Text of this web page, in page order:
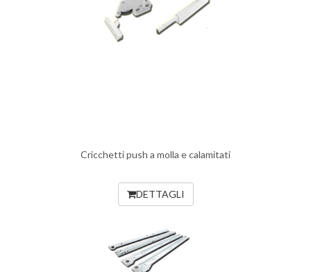
Cricchetti push a molla e calamitati
DETTAGLI